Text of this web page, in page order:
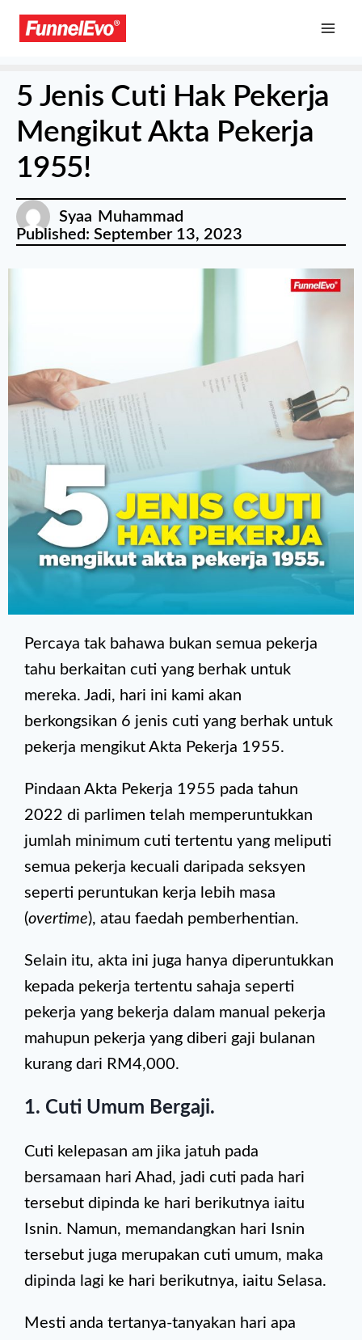
5 Jenis Cuti Hak Pekerja
Mengikut Akta Pekerja
1955!
Syaa Muhammad
Published: September 13, 2023
Percaya tak bahawa bukan semua pekerja
tahu berkaitan cuti yang berhak untuk
mereka. Jadi, hari ini kami akan
berkongsikan 6 jenis cuti yang berhak untuk
pekerja mengikut Akta Pekerja 1955.
Pindaan Akta Pekerja 1955 pada tahun
2022 di parlimen telah memperuntukkan
jumlah minimum cuti tertentu yang meliputi
semua pekerja kecuali daripada seksyen
seperti peruntukan kerja lebih masa
(overtime), atau faedah pemberhentian.
Selain itu, akta ini juga hanya diperuntukkan
kepada pekerja tertentu sahaja seperti
pekerja yang bekerja dalam manual pekerja
mahupun pekerja yang diberi gaji bulanan
kurang dari RM4,000.
1. Cuti Umum Bergaji.
Cuti kelepasan am jika jatuh pada
bersamaan hari Ahad, jadi cuti pada hari
tersebut dipinda ke hari berikutnya iaitu
Isnin. Namun, memandangkan hari Isnin
tersebut juga merupakan cuti umum, maka
dipinda lagi ke hari berikutnya, iaitu Selasa.
Mesti anda tertanya-tanyakan hari apa